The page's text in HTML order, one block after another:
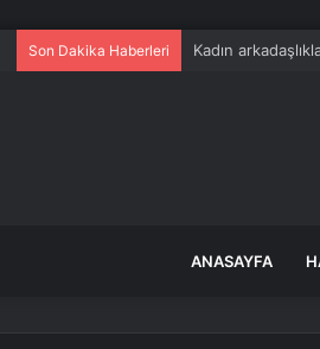
Son Dakika Haberleri Kadın
ANASAYFA